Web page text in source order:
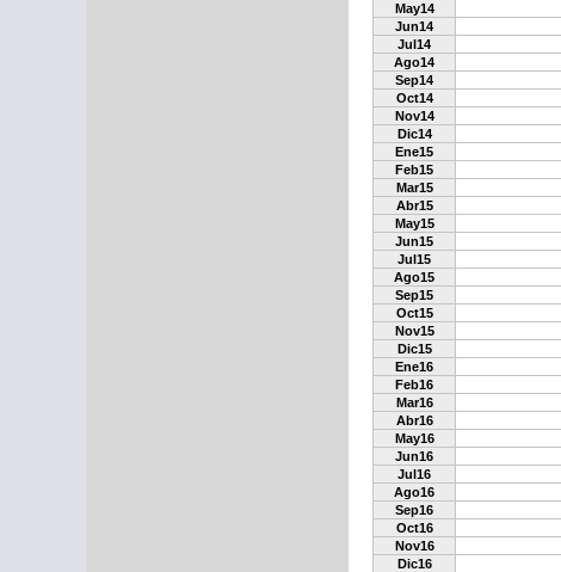
May14
Jun14
Jul14
Ago14
Sep14
Oct14
Nov14
Dic14
Ene15
Feb15
Mar15
Abr15
May15
Jun15
Jul15
Ago15
Sep15
Oct15
Nov15
Dic15
Ene16
Feb16
Mar16
Abr16
May16
Jun16
Jul16
Ago16
Sep16
Oct16
Nov16
Dic16